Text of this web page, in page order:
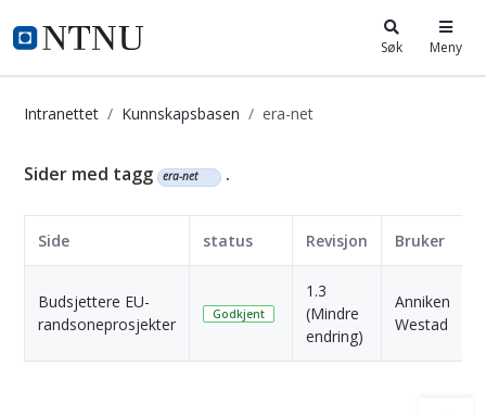
i.ntnu.no Søk Meny
Intranettet Kunnskapsbasen era-net
Kunnskapsbasen
Sider med tagg era-net .
Side status Revisjon Bruker
Budsjettere EU-
randsoneprosjekter
Godkjent
1.3
(Mindre
endring)
Anniken
Westad